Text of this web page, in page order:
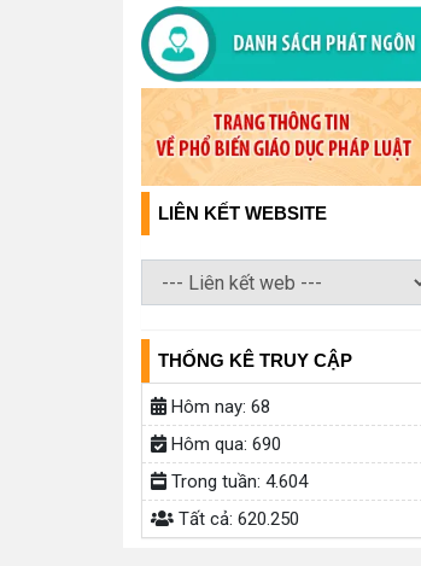
LIÊN KẾT WEBSITE
THỐNG KÊ TRUY CẬP
Hôm nay: 68
Hôm qua: 690
Trong tuần: 4.604
Tất cả: 620.250